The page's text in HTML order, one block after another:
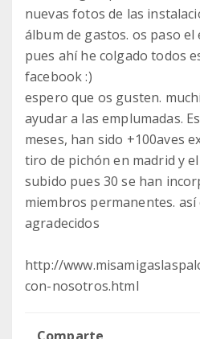
nuevas fotos de las
álbum de gastos. os paso el
pues ahí he colgado todos
facebook :)
espero que os gusten.
ayudar a las emplumadas.
meses, han sido +100aves
tiro de pichón en madrid y
subido pues 30 se han
miembros permanentes.
agradecidos
http://
con-nosotros.html